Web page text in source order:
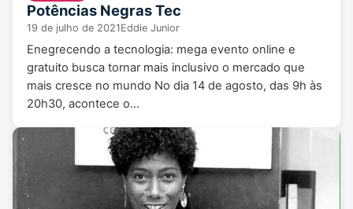
Potências Negras Tec
19 de julho de 2021Eddie Junior
Enegrecendo a tecnologia: mega evento online e
gratuito busca tornar mais inclusivo o mercado que
mais cresce no mundo No dia 14 de agosto, das 9h às
20h30, acontece o…